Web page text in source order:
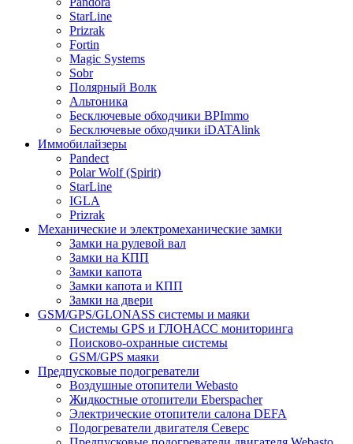
StarLine
Prizrak
Fortin
Magic Systems
Sobr
Полярный Волк
Альтоника
Бесключевые обходчики BPImmo
Бесключевые обходчики iDATAlink
Иммобилайзеры
Pandect
Polar Wolf (Spirit)
StarLine
IGLA
Prizrak
Механические и электромеханические замки
Замки на рулевой вал
Замки на КПП
Замки капота
Замки капота и КПП
Замки на двери
GSM/GPS/GLONASS системы и маяки
Системы GPS и ГЛОНАСС мониторинга
Поисково-охранные системы
GSM/GPS маяки
Предпусковые подогреватели
Воздушные отопители Webasto
Жидкостные отопители Eberspacher
Электрические отопители салона DEFA
Подогреватели двигателя Северс